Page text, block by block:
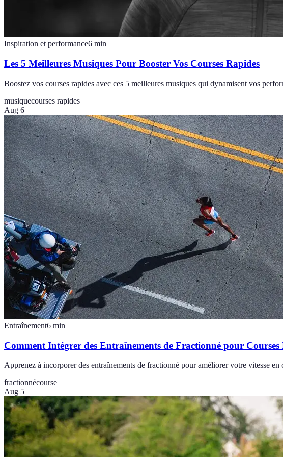
Inspiration et performance6 min
Les 5 Meilleures Musiques Pour Booster Vos Courses Rapides
Boostez vos courses rapides avec ces 5 meilleures musiques qui dynamisent vos
musiquecourses rapides
Aug 6
Entraînement6 min
Comment Intégrer des Entraînements de Fractionné pour Courses
Apprenez à incorporer des entraînements de fractionné pour améliorer votre vitesse
fractionnécourse
Aug 5